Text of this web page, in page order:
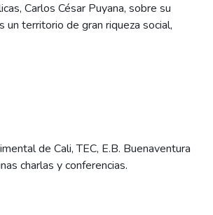
Carlos César Puyana, sobre su
un territorio de gran riqueza social,
de Cali, TEC, E.B. Buenaventura
charlas y conferencias.